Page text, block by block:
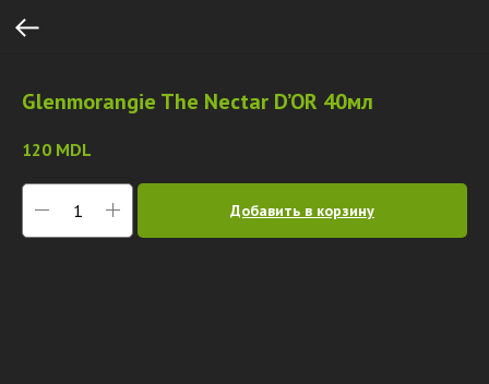
Glenmorangie The Nectar D’OR 40мл
120 MDL
Добавить в корзину